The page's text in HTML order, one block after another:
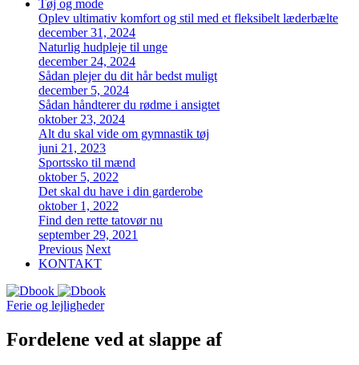
Tøj og mode
Oplev ultimativ komfort og stil med et fleksibelt læderbælte
december 31, 2024
Naturlig hudpleje til unge
december 24, 2024
Sådan plejer du dit hår bedst muligt
december 5, 2024
Sådan håndterer du rødme i ansigtet
oktober 23, 2024
Alt du skal vide om gymnastik tøj
juni 21, 2023
Sportssko til mænd
oktober 5, 2022
Det skal du have i din garderobe
oktober 1, 2022
Find den rette tatovør nu
september 29, 2021
Previous Next
KONTAKT
Ferie og lejligheder
Fordelene ved at slappe af